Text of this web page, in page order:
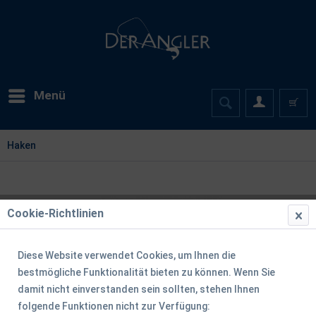
Menü
Haken
Cookie-Richtlinien
Diese Website verwendet Cookies, um Ihnen die
bestmögliche Funktionalität bieten zu können. Wenn Sie
damit nicht einverstanden sein sollten, stehen Ihnen
folgende Funktionen nicht zur Verfügung: